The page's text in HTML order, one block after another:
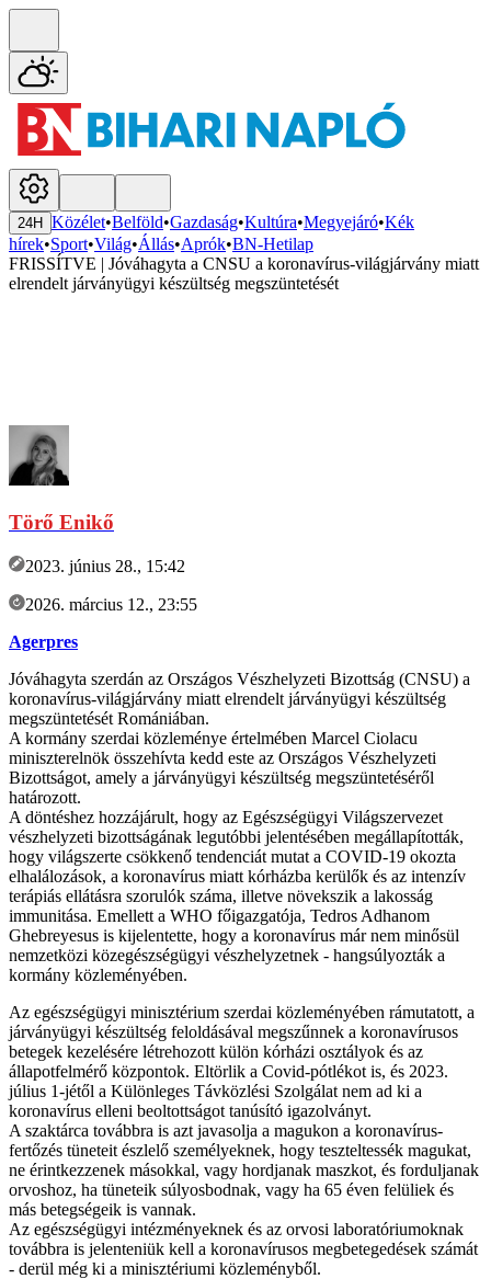
24H Közélet•Belföld•Gazdaság•Kultúra•Megyejáró•Kék
hírek•Sport•Világ•Állás•Aprók•BN-Hetilap
FRISSÍTVE | Jóváhagyta a CNSU a koronavírus-világjárvány miatt
elrendelt járványügyi készültség megszüntetését
Törő Enikő
2023. június 28., 15:42
2026. március 12., 23:55
Agerpres
Jóváhagyta szerdán az Országos Vészhelyzeti Bizottság (CNSU) a
koronavírus-világjárvány miatt elrendelt járványügyi készültség
megszüntetését Romániában.
A kormány szerdai közleménye értelmében Marcel Ciolacu
miniszterelnök összehívta kedd este az Országos Vészhelyzeti
Bizottságot, amely a járványügyi készültség megszüntetéséről
határozott.
A döntéshez hozzájárult, hogy az Egészségügyi Világszervezet
vészhelyzeti bizottságának legutóbbi jelentésében megállapították,
hogy világszerte csökkenő tendenciát mutat a COVID-19 okozta
elhalálozások, a koronavírus miatt kórházba kerülők és az intenzív
terápiás ellátásra szorulók száma, illetve növekszik a lakosság
immunitása. Emellett a WHO főigazgatója, Tedros Adhanom
Ghebreyesus is kijelentette, hogy a koronavírus már nem minősül
nemzetközi közegészségügyi vészhelyzetnek - hangsúlyozták a
kormány közleményében.
Az egészségügyi minisztérium szerdai közleményében rámutatott, a
járványügyi készültség feloldásával megszűnnek a koronavírusos
betegek kezelésére létrehozott külön kórházi osztályok és az
állapotfelmérő központok. Eltörlik a Covid-pótlékot is, és 2023.
július 1-jétől a Különleges Távközlési Szolgálat nem ad ki a
koronavírus elleni beoltottságot tanúsító igazolványt.
A szaktárca továbbra is azt javasolja a magukon a koronavírus-
fertőzés tüneteit észlelő személyeknek, hogy teszteltessék magukat,
ne érintkezzenek másokkal, vagy hordjanak maszkot, és forduljanak
orvoshoz, ha tüneteik súlyosbodnak, vagy ha 65 éven felüliek és
más betegségeik is vannak.
Az egészségügyi intézményeknek és az orvosi laboratóriumoknak
továbbra is jelenteniük kell a koronavírusos megbetegedések számát
- derül még ki a minisztériumi közleményből.